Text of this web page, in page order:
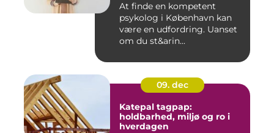
At finde en kompetent
psykolog i København kan
være en udfordring. Uanset
om du st&arin...
09. dec
Katepal tagpap:
holdbarhed, miljø og ro i
hverdagen